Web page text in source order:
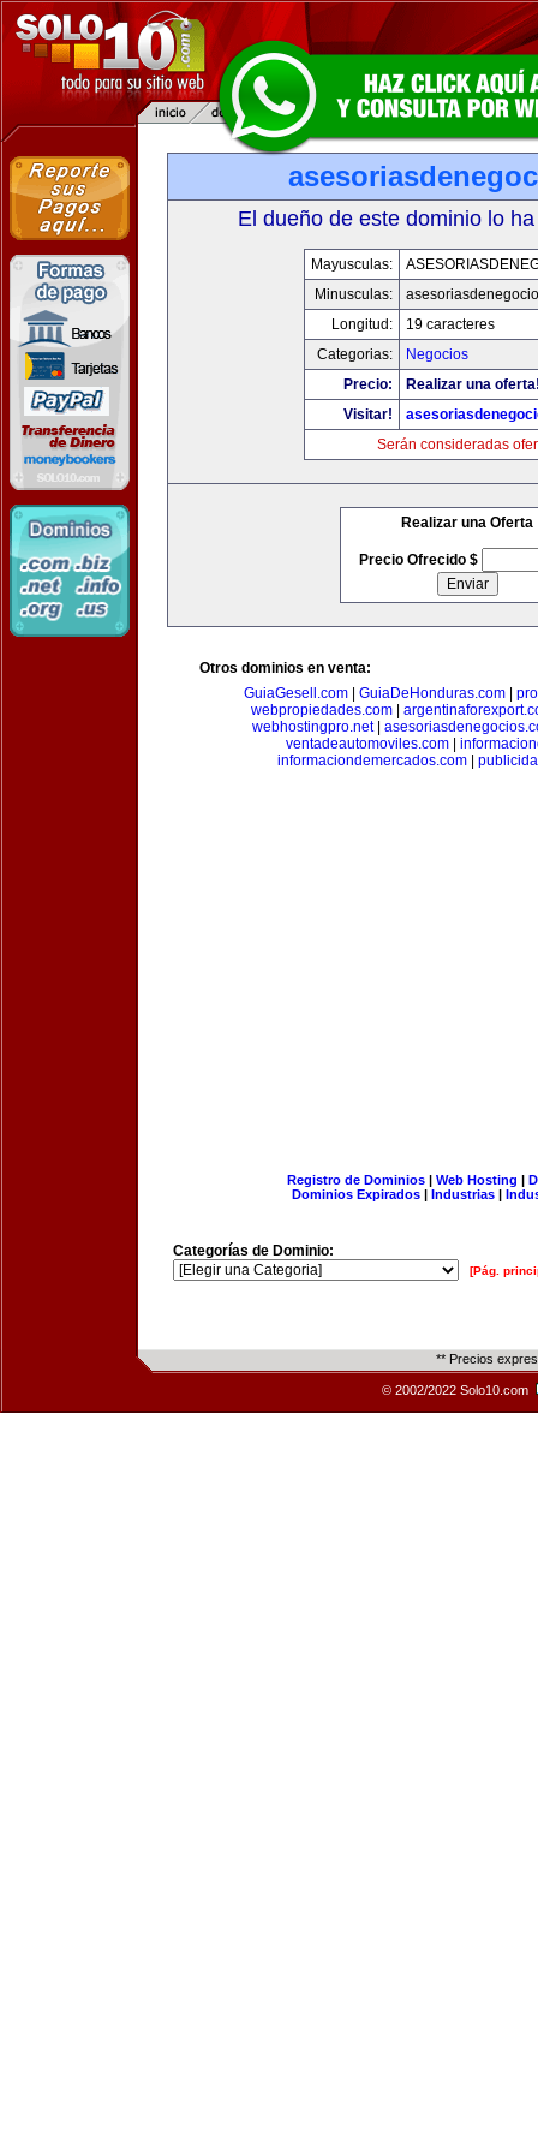
El dueño de este dominio lo
Mayusculas:
Minusculas:
Longitud:
19 caracteres
Categorias:
Negocios
Precio:
Realizar una
Visitar!
Serán consideradas
Realizar una Oferta
Precio Ofrecido $
Otros dominios en venta:
GuiaGesell.com| GuiaDeHonduras.com|
webpropiedades.com
webhostingpro.net|
ventadeautomoviles.com|
informaciondemercados.com|
Registro de Dominios| Web Hosting |
Dominios Expirados | Industrias |
Categorías de Dominio:
[Pág.
** Precios
© 2002/2022 Solo10.com